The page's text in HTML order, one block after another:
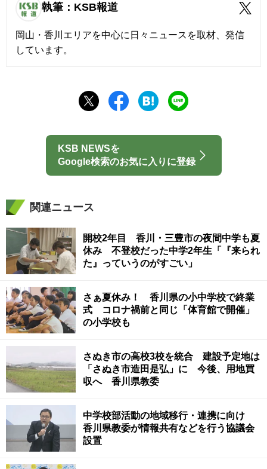
執筆：KSB報道
岡山・香川エリアを中心に日々ニュースを取材、発信
しています。
KSB NEWSを
Google検索のお気に入りに登録
関連ニュース
開校2年目 香川・三豊市の夜間中学も夏
休み 不登校だった中学2年生「『来られ
た』っていうのがすごい」
さぁ夏休み！ 香川県の小中学校で終業
式 コロナ禍前と同じ「体育館で開催」
の小学校も
さぬき市の高校3校を統合 建設予定地は
「さぬき市造田是弘」に 今後、用地買
収へ 香川県教委
中学校部活動の地域移行・連携に向け
香川県教委が情報共有などを行う協議会
設置